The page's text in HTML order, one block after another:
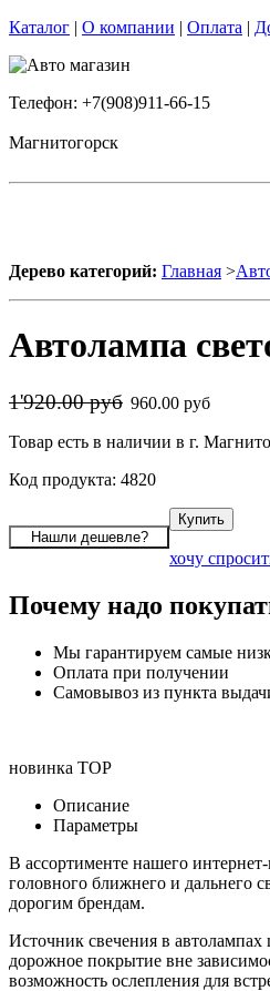
Каталог | О компании | Оплата |
Телефон: +7(908)911-66-15
Магнитогорск
Дерево категорий: Главная >
Автолампа
1'920.00 руб 960.00 руб
Товар есть в наличии в г.
Код продукта: 4820
хочу
Почему надо
Мы гарантируем самые
Оплата при получении
Самовывоз из пункта
новинка TOP
Описание
Параметры
В ассортименте нашего
головного ближнего и дальнего
дорогим брендам.
Источник свечения в
дорожное покрытие вне
возможность ослепления для